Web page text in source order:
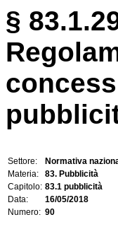
§
Settore:
Normativa
Materia:
83. Pubblicità
Capitolo: 83.1 pubblicità
Data:
16/05/2018
Numero: 90